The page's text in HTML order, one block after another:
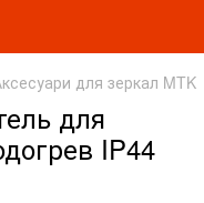
для зеркал MTK
для
IP44